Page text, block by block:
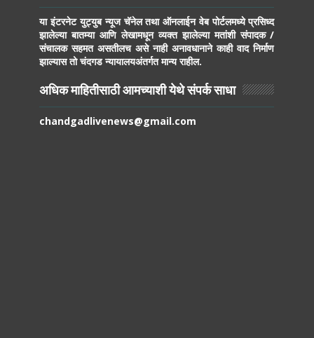
या इंटरनेट युट्युब न्यूज चॅनेल तथा ऑनलाईन वेब पोर्टलमध्ये प्रसिध्द
झालेल्या बातम्या आणि लेखामधून व्यक्त झालेल्या मतांशी संपादक /
संचालक सहमत असतीलच असे नाही अनावधानाने काही वाद निर्माण
झाल्यास तो चंदगड न्यायालयअंतर्गत मान्य राहील.
अधिक माहितीसाठी आमच्याशी येथे संपर्क साधा
chandgadlivenews@gmail.com